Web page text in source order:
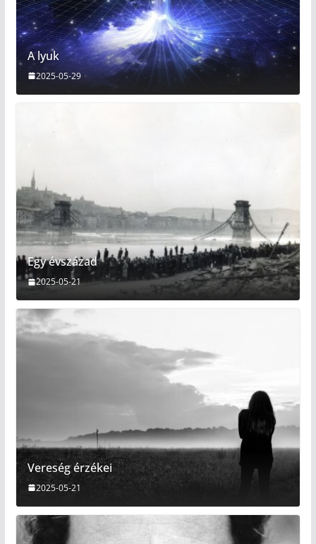
A lyuk
2025-05-29
Egy évszázad
2025-05-21
Vereség érzékei
2025-05-21